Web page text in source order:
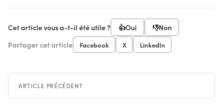
Cet article vous a-t-il été utile ? 👍Oui 👎Non
Partager cet article
Facebook X LinkedIn
ARTICLE PRÉCÉDENT